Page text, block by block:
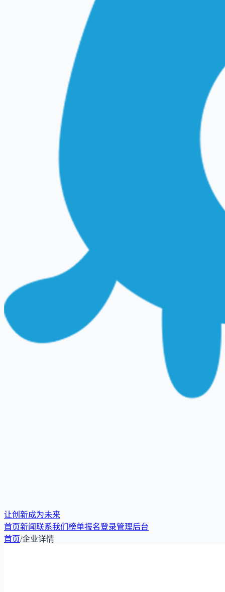
让创新成为未来
首页新闻联系我们 榜单报名登录管理后台
首页/企业详情